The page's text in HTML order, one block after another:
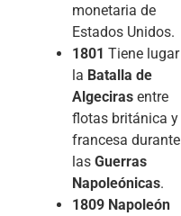
monetaria de
Estados Unidos.
1801 Tiene lugar
la Batalla de
Algeciras entre
flotas británica y
francesa durante
las Guerras
Napoleónicas.
1809 Napoleón